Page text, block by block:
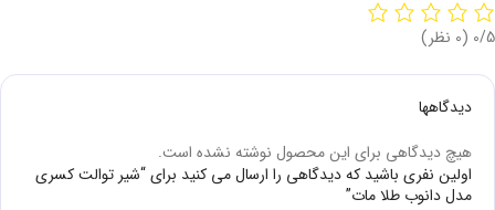
‫0/5 ‫(0 نظر)
دیدگاهها
هیچ دیدگاهی برای این محصول نوشته نشده است.
اولین نفری باشید که دیدگاهی را ارسال می کنید برای “شیر توالت کسری
مدل دانوب طلا مات”